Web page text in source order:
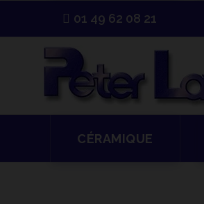
01 49 62 08 21
CÉRAMIQUE